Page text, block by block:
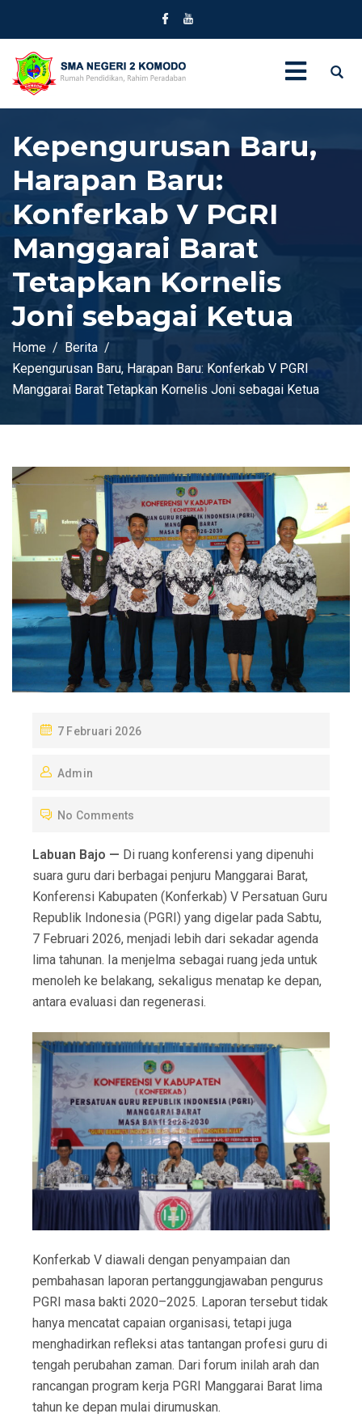
Kepengurusan Baru,
Harapan Baru:
Konferkab V PGRI
Manggarai Barat
Tetapkan Kornelis
Joni sebagai Ketua
Home
Berita
Kepengurusan Baru, Harapan Baru: Konferkab V PGRI
Manggarai Barat Tetapkan Kornelis Joni sebagai Ketua
P
S
E
7 Februari 2026
Admin
No Comments
Labuan Bajo — Di ruang konferensi yang dipenuhi
suara guru dari berbagai penjuru Manggarai Barat,
Konferensi Kabupaten (Konferkab) V Persatuan Guru
Republik Indonesia (PGRI) yang digelar pada Sabtu,
7 Februari 2026, menjadi lebih dari sekadar agenda
lima tahunan. Ia menjelma sebagai ruang jeda untuk
menoleh ke belakang, sekaligus menatap ke depan,
antara evaluasi dan regenerasi.
Konferkab V diawali dengan penyampaian dan
pembahasan laporan pertanggungjawaban pengurus
PGRI masa bakti 2020–2025. Laporan tersebut tidak
hanya mencatat capaian organisasi, tetapi juga
menghadirkan refleksi atas tantangan profesi guru di
tengah perubahan zaman. Dari forum inilah arah dan
rancangan program kerja PGRI Manggarai Barat lima
tahun ke depan mulai dirumuskan.